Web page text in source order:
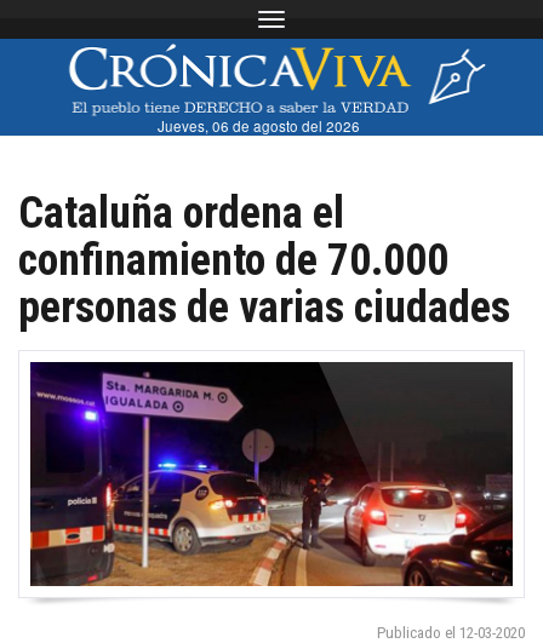
Toggle navigation
Jueves, 06 de agosto del 2026
Cataluña ordena el
confinamiento de 70.000
personas de varias ciudades
Publicado el 12-03-2020